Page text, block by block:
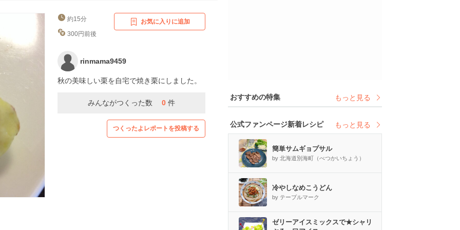
約15分
300円前後
お気に入りに追加
rinmama9459
秋の美味しい栗を自宅で焼き栗にしました。
みんながつくった数 0 件
つくったよレポートを投稿する
おすすめの特集 もっと見る
公式ファンページ新着レシピ もっと見る
簡単サムギョプサル
by 北海道別海町（べつかいちょう）
冷やしなめこうどん
by テーブルマーク
ゼリーアイスミックスで★シャリ